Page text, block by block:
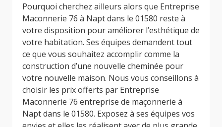
Pourquoi cherchez ailleurs alors que Entreprise
Maconnerie 76 à Napt dans le 01580 reste à
votre disposition pour améliorer l’esthétique de
votre habitation. Ses équipes demandent tout
ce que vous souhaitez accomplir comme la
construction d’une nouvelle cheminée pour
votre nouvelle maison. Nous vous conseillons à
choisir les prix offerts par Entreprise
Maconnerie 76 entreprise de maçonnerie à
Napt dans le 01580. Exposez à ses équipes vos